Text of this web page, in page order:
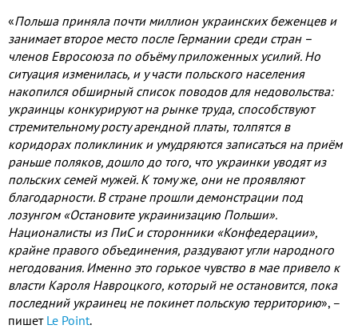
«Польша приняла почти миллион украинских беженцев и
занимает второе место после Германии среди стран –
членов Евросоюза по объёму приложенных усилий. Но
ситуация изменилась, и у части польского населения
накопился обширный список поводов для недовольства:
украинцы конкурируют на рынке труда, способствуют
стремительному росту арендной платы, толпятся в
коридорах поликлиник и умудряются записаться на приём
раньше поляков, дошло до того, что украинки уводят из
польских семей мужей. К тому же, они не проявляют
благодарности. В стране прошли демонстрации под
лозунгом «Остановите украинизацию Польши».
Националисты из ПиС и сторонники «Конфедерации»,
крайне правого объединения, раздувают угли народного
негодования. Именно это горькое чувство в мае привело к
власти Кароля Навроцкого, который не остановится, пока
последний украинец не покинет польскую территорию», –
пишет Le Point.